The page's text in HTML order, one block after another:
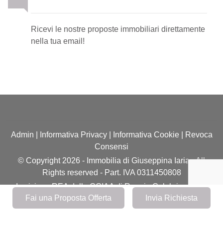
Fai una Proposta Offerta Invia Richiesta
Ricevi le nostre proposte immobiliari direttamente
nella tua email!
Admin Informativa Privacy| Informativa Cookie
Revoca
Consensi
© Copyright 2026 - Immobilia di Giuseppina Iaria - All
Rights reserved - Part. IVA 0311450808
Iscrizione REA della CCIAA di Reggio Calabria n. RC-
210924